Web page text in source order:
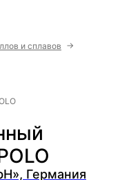
и сплавов →
Германия